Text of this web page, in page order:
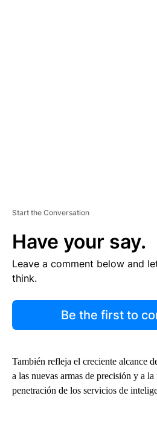
Start the Conversation
Have your say.
Leave a comment below and
think.
Be the first to
También refleja el creciente alcance
a las nuevas armas de precisión y a
penetración de los servicios de